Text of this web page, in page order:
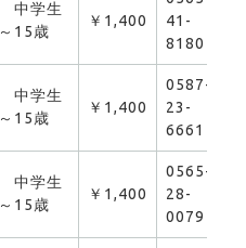
中学生
～15歳
￥1,400
41-
8180
中学生
～15歳
￥1,400
0587-
23-
6661
中学生
～15歳
￥1,400
0565-
28-
0079